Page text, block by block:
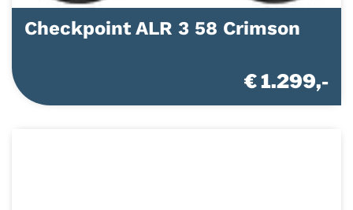
Checkpoint ALR 3 58 Crimson
€ 1.299,-